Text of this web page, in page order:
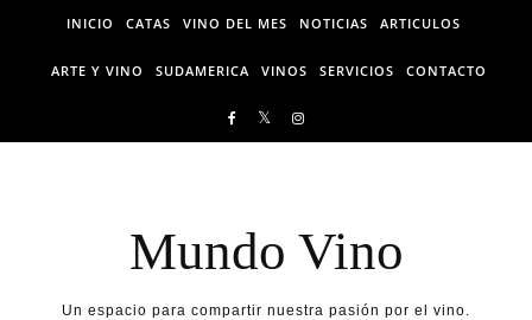
Skip to content
INICIO CATAS VINO DEL MES NOTICIAS ARTICULOS
ARTE Y VINO SUDAMERICA VINOS SERVICIOS CONTACTO
Mundo Vino
Un espacio para compartir nuestra pasión por el vino.